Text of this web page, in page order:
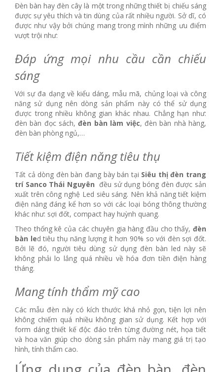
Đèn bàn hay đèn cây là một trong những thiết bị chiếu sáng
được sự yêu thích và tin dùng của rất nhiều người. Sở dĩ, có
được như vậy bởi chúng mang trong mình những ưu điểm
vượt trội như:
Đáp ứng mọi nhu cầu cần chiếu
sáng
Với sự đa dạng về kiểu dáng, mẫu mã, chủng loại và công
năng sử dụng nên dòng sản phẩm này có thể sử dụng
được trong nhiều không gian khác nhau. Chẳng hạn như:
đèn bàn đọc sách,đèn bàn làm việc, đèn bàn nhà hàng,
đèn bàn phòng ngủ,…
Tiết kiệm điện năng tiêu thụ
Tất cả dòng đèn bàn đang bày bán tại Siêu thị đèn trang
trí Sanco Thái Nguyên đều sử dụng bóng đèn được sản
xuất trên công nghệ Led siêu sáng. Nên khả năng tiết kiệm
điện năng đáng kể hơn so với các loại bóng thông thường
khác như: sợi đốt, compact hay huỳnh quang.
Theo thống kê của các chuyên gia hàng đầu cho thấy, đèn
bàn led tiêu thụ năng lượng ít hơn 90% so với đèn sợi đốt.
Bởi lẽ đó, người tiêu dùng sử dụng đèn bàn led này sẽ
không phải lo lắng quá nhiều về hóa đơn tiền điện hàng
tháng.
Mang tính thẩm mỹ cao
Các mẫu đèn này có kích thước khá nhỏ gọn, tiện lợi nên
không chiếm quá nhiều không gian sử dụng. Kết hợp với
form dáng thiết kế độc đáo trên từng đường nét, họa tiết
và hoa văn giúp cho dòng sản phẩm này mang giá trị tạo
hình, tính thẩm cao.